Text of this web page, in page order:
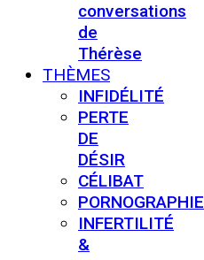
conversations
de
Thérèse
THÈMES
INFIDÉLITÉ
PERTE
DE
DÉSIR
CÉLIBAT
PORNOGRAPHIE
INFERTILITÉ
&